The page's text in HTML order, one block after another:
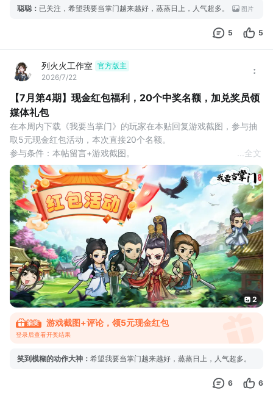
聪聪 ： 已关注，希望我要当掌门越来越好，蒸蒸日上，人气超多。 图片
5 5
列火火工作室 官方版主
2026/7/22
【7月第4期】现金红包福利，20个中奖名额，加兑奖员领
媒体礼包
在本周内下载《我要当掌门》的玩家在本贴回复游戏截图，参与抽
取5元现金红包活动，本次直接20个名额。
参与条件：本帖留言+游戏截图。
互动奖励：评论区抽取20名观众，获得5元现金红包奖励。
活动时间：2026年7月22日-7月28日
开奖时间：7月28日24点
领取方式：系统自动抽奖，中奖后请及时联系兑奖员。
活动说明：
1.每个tap账号只能领取1次奖励，已领取过可换号参与。
2.每个tap用户只
全文
2
游戏截图+评论，领5元现金红包
登录后查看开奖结果
笑到模糊的动作大神 ： 希望我要当掌门越来越好，蒸蒸日上，人气超多。
6 6